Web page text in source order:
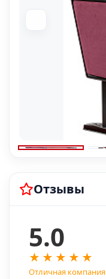
Отзывы
5.0
★ ★ ★ ★ ★
Отличная компания